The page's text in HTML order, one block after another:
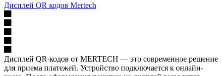
Дисплей QR кодов Mertech
Дисплей QR-кодов от MERTECH — это современное решение
для приема платежей. Устройство подключается к онлайн-